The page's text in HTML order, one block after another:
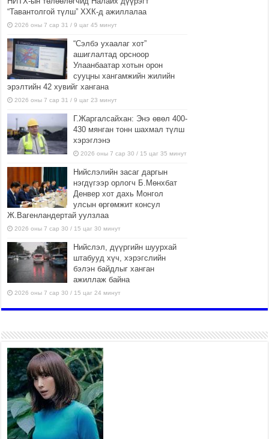
“Тавантолгой түлш” ХХК-д ажиллалаа
2026 оны 7 сар 31 / 9 цаг 45 минут
“Сэлбэ ухаалаг хот”
ашиглалтад орсноор
Улаанбаатар хотын орон
сууцны хангамжийн жилийн
эрэлтийн 42 хувийг хангана
2026 оны 7 сар 31 / 9 цаг 23 минут
Г.Жаргалсайхан: Энэ өвөл 400-
430 мянган тонн шахмал түлш
хэрэглэнэ
2026 оны 7 сар 30 / 15 цаг 35 минут
Нийслэлийн засаг даргын
нэгдүгээр орлогч Б.Мөнхбат
Денвер хот дахь Монгол
улсын өргөмжит консул
Ж.Вагенландертай уулзлаа
2026 оны 7 сар 30 / 15 цаг 30 минут
Нийслэл, дүүргийн шуурхай
штабууд хүч, хэрэгслийн
бэлэн байдлыг ханган
ажиллаж байна
2026 оны 7 сар 30 / 15 цаг 24 минут
Бүгд Найрамдах Киргиз Улстай
хамтын ажиллагааг
2026 оны 7 сар 30 / 15 цаг 19 минут
Шадар сайд Н.Номтойбаяр
яамдын Төрийн нарийн
бичгийн дарга нартай шуурхай
хуралдлаа
2026 оны 7 сар 30 / 15 цаг 12 минут